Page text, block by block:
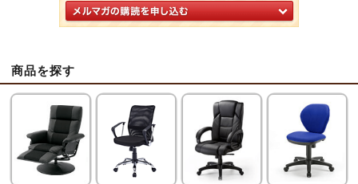
商品を探す